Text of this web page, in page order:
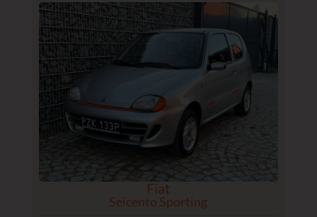
Fiat
Seicento Sporting